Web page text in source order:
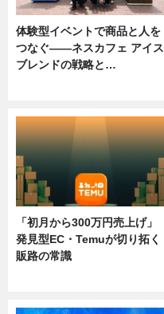
体験型イベントで商品と人を
つなぐ――ネスカフェ アイス
ブレンドの戦略と…
「初月から300万円売上げ」
発見型EC・Temuが切り拓く
販路の常識